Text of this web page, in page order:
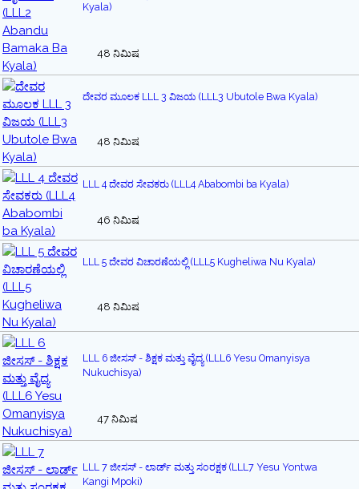
Kyala)
48 ನಿಮಿಷ
ದೇವರ ಮೂಲಕ LLL 3 ವಿಜಯ (LLL3 Ubutole Bwa Kyala)
48 ನಿಮಿಷ
LLL 4 ದೇವರ ಸೇವಕರು (LLL4 Ababombi ba Kyala)
46 ನಿಮಿಷ
LLL 5 ದೇವರ ವಿಚಾರಣೆಯಲ್ಲಿ (LLL5 Kugheliwa Nu Kyala)
48 ನಿಮಿಷ
LLL 6 ಜೀಸಸ್ - ಶಿಕ್ಷಕ ಮತ್ತು ವೈದ್ಯ (LLL6 Yesu Omanyisya
Nukuchisya)
47 ನಿಮಿಷ
LLL 7 ಜೀಸಸ್ - ಲಾರ್ಡ್ ಮತ್ತು ಸಂರಕ್ಷಕ (LLL7 Yesu Yontwa
Kangi Mpoki)